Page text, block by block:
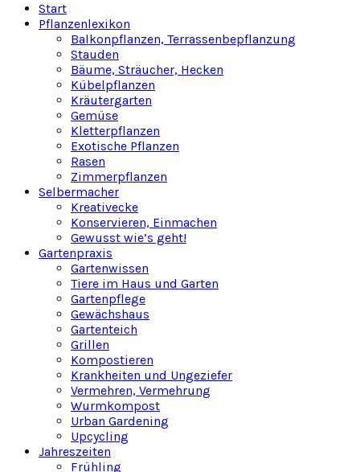
Start
Pflanzenlexikon
Balkonpflanzen, Terrassenbepflanzung
Stauden
Bäume, Sträucher, Hecken
Kübelpflanzen
Kräutergarten
Gemüse
Kletterpflanzen
Exotische Pflanzen
Rasen
Zimmerpflanzen
Selbermacher
Kreativecke
Konservieren, Einmachen
Gewusst wie’s geht!
Gartenpraxis
Gartenwissen
Tiere im Haus und Garten
Gartenpflege
Gewächshaus
Gartenteich
Grillen
Kompostieren
Krankheiten und Ungeziefer
Vermehren, Vermehrung
Wurmkompost
Urban Gardening
Upcycling
Jahreszeiten
Frühling